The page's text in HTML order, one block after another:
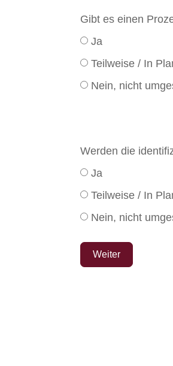
Gibt es einen
Ja
Teilweise / In
Nein, nicht
Werden die
Ja
Teilweise / In
Nein, nicht
Weiter